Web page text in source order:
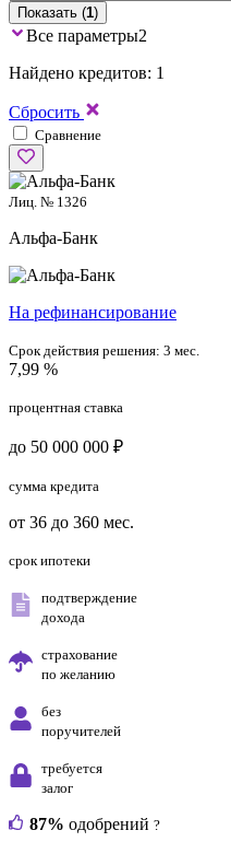
Показать (1)
Все параметры2
Найдено кредитов: 1
Сбросить
Сравнение
Лиц. № 1326
Альфа-Банк
На рефинансирование
Срок действия решения: 3 мес.
7,99 %
процентная ставка
до 50 000 000 ₽
сумма кредита
от 36 до 360 мес.
срок ипотеки
подтверждение
дохода
страхование
по желанию
без
поручителей
требуется
залог
87% одобрений ?